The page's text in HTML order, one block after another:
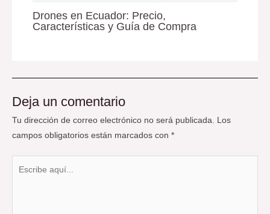
Drones en Ecuador: Precio,
Características y Guía de Compra
Deja un comentario
Tu dirección de correo electrónico no será publicada. Los
campos obligatorios están marcados con *